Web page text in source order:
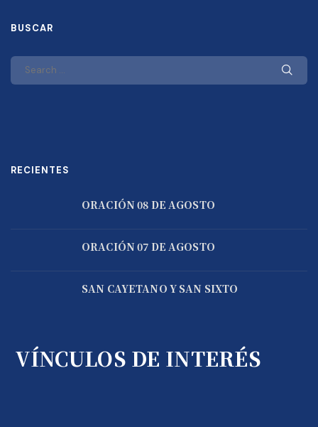
BUSCAR
RECIENTES
ORACIÓN 08 DE AGOSTO
ORACIÓN 07 DE AGOSTO
SAN CAYETANO Y SAN SIXTO
VÍNCULOS DE INTERÉS